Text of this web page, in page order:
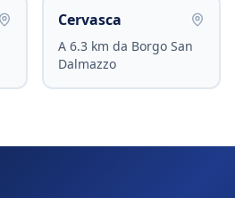
Cervasca
A 6.3 km da Borgo San
Dalmazzo